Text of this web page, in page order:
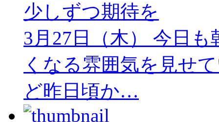
少しずつ期待を
3月27日（木） 今日
くなる雰囲気を見せ
ど昨日頃か…